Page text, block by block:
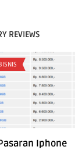
REVIEWS
Iphone